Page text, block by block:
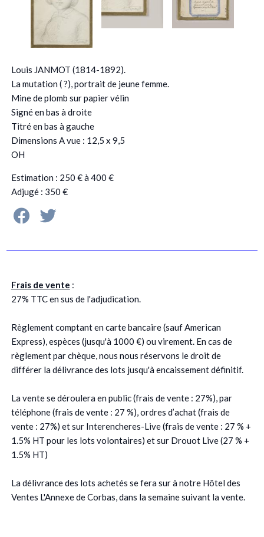
Louis JANMOT (1814-1892).
La mutation ( ?), portrait de jeune femme.
Mine de plomb sur papier vélin
Signé en bas à droite
Titré en bas à gauche
Dimensions A vue : 12,5 x 9,5
OH
Estimation : 250 € à 400 €
Adjugé : 350 €
Frais de vente :
27% TTC en sus de l'adjudication.
Règlement comptant en carte bancaire (sauf American
Express), espèces (jusqu'à 1000 €) ou virement. En cas de
règlement par chèque, nous nous réservons le droit de
différer la délivrance des lots jusqu'à encaissement définitif.
La vente se déroulera en public (frais de vente : 27%), par
téléphone (frais de vente : 27 %), ordres d’achat (frais de
vente : 27%) et sur Interencheres-Live (frais de vente : 27 % +
1.5% HT pour les lots volontaires) et sur Drouot Live (27 % +
1.5% HT)
La délivrance des lots achetés se fera sur à notre Hôtel des
Ventes L'Annexe de Corbas, dans la semaine suivant la vente.